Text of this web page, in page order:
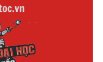
tiết